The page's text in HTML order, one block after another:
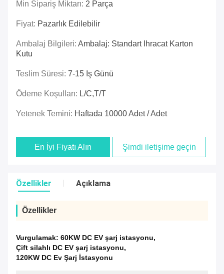
Min Sipariş Miktarı: 2 Parça
Fiyat: Pazarlık Edilebilir
Ambalaj Bilgileri: Ambalaj: Standart Ihracat Karton
Kutu
Teslim Süresi: 7-15 Iş Günü
Ödeme Koşulları: L/C,T/T
Yetenek Temini: Haftada 10000 Adet / Adet
En İyi Fiyatı Alın Şimdi iletişime geçin
Özellikler Açıklama
Özellikler
Vurgulamak: 60KW DC EV şarj istasyonu,
Çift silahlı DC EV şarj istasyonu,
120KW DC Ev Şarj İstasyonu